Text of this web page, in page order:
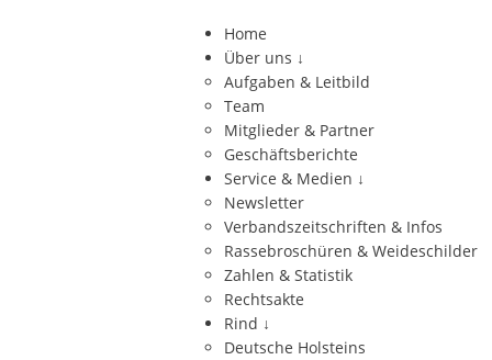
Home
Über uns ↓
Aufgaben & Leitbild
Team
Mitglieder & Partner
Geschäftsberichte
Service & Medien ↓
Newsletter
Verbandszeitschriften & Infos
Rassebroschüren & Weideschilder
Zahlen & Statistik
Rechtsakte
Rind ↓
Deutsche Holsteins